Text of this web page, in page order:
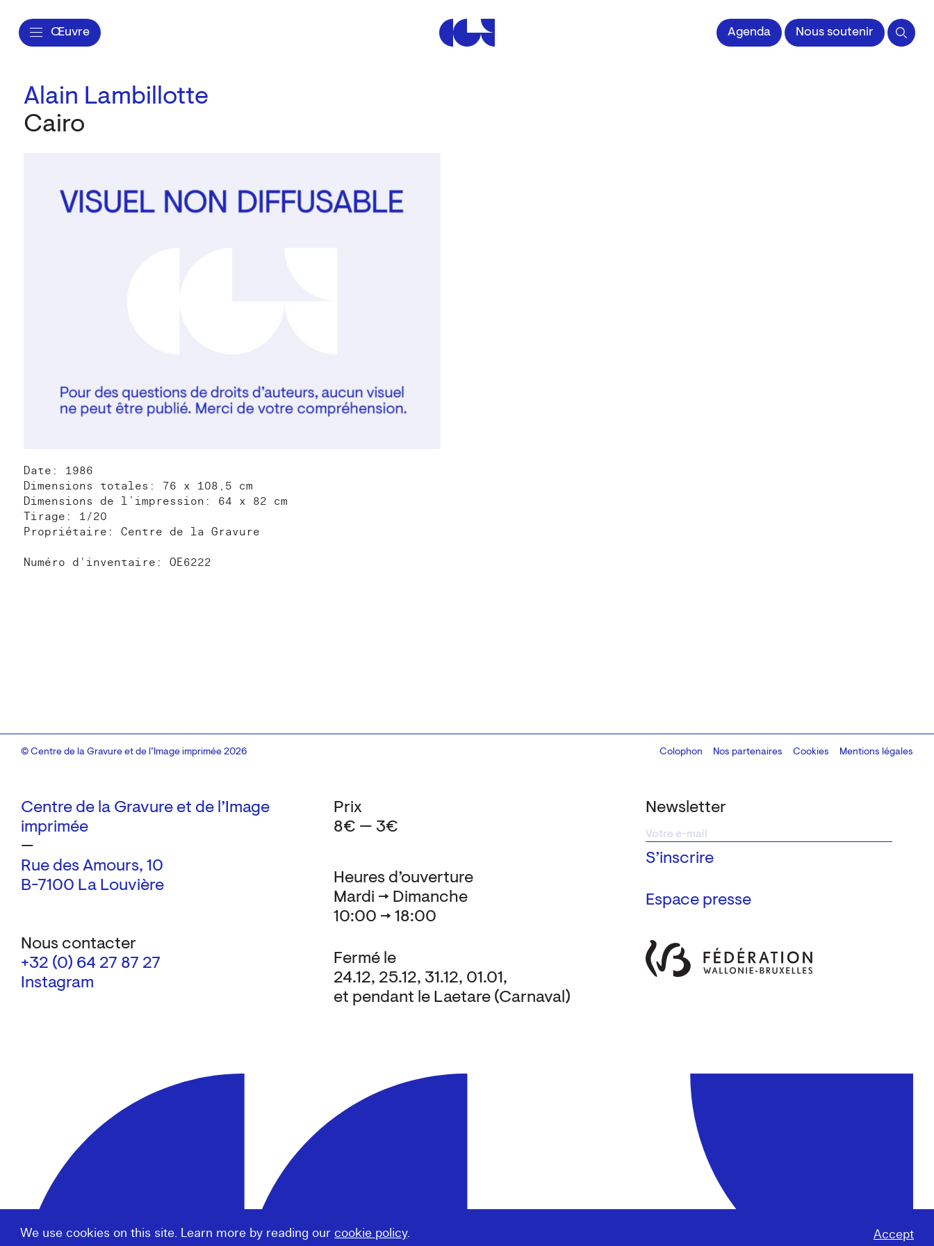
Œuvre Centre de la Gravure et de l'Image impriméeAgenda Nous soutenir
We use cookies on this site. Learn more by reading our cookie policy. Accept
Alain Lambillotte
Cairo
Date: 1986
Dimensions totales: 76 x 108,5 cm
Dimensions de l’impression: 64 x 82 cm
Tirage: 1/20
Propriétaire: Centre de la Gravure
Numéro d'inventaire: OE6222
Centre de la Gravure et de l’Image
imprimée
—
Rue des Amours, 10
B-7100 La Louvière
Nous contacter
+32 (0) 64 27 87 27
Instagram
Newsletter
Espace presse
Heures d’ouverture
Mardi → Dimanche
10:00 → 18:00
Fermé le
24.12, 25.12, 31.12, 01.01,
et pendant le Laetare (Carnaval)
Prix
8€ — 3€
© Centre de la Gravure et de l’Image imprimée 2026 Colophon
Design:Marcel Kaczmarek, code:8080.studio
Nos partenaires Cookies Mentions légales